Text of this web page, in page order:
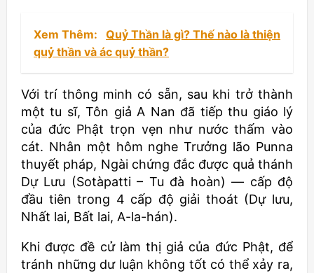
Xem Thêm:
Quỷ Thần là gì? Thế nào là thiện
quỷ thần và ác quỷ thần?
Với trí thông minh có sẵn, sau khi trở thành
một tu sĩ, Tôn giả A Nan đã tiếp thu giáo lý
của đức Phật trọn vẹn như nước thấm vào
cát. Nhân một hôm nghe Trưởng lão Punna
thuyết pháp, Ngài chứng đắc được quả thánh
Dự Lưu (Sotàpatti – Tu đà hoàn) — cấp độ
đầu tiên trong 4 cấp độ giải thoát (Dự lưu,
Nhất lai, Bất lai, A-la-hán).
Khi được đề cử làm thị giả của đức Phật, để
tránh những dư luận không tốt có thể xảy ra,